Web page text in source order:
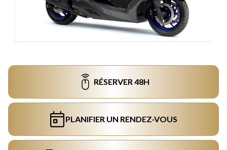
RÉSERVER 48H
PLANIFIER UN RENDEZ-VOUS